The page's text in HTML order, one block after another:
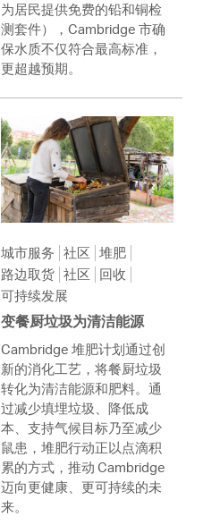
为居民提供免费的铅和铜检
测套件），Cambridge 市确
保水质不仅符合最高标准，
更超越预期。
城市服务 社区 堆肥
路边取货 社区
回收
可持续发展
变餐厨垃圾为清洁能源
Cambridge 堆肥计划通过创
新的消化工艺，将餐厨垃圾
转化为清洁能源和肥料。通
过减少填埋垃圾、降低成
本、支持气候目标乃至减少
鼠患，堆肥行动正以点滴积
累的方式，推动 Cambridge
迈向更健康、更可持续的未
来。